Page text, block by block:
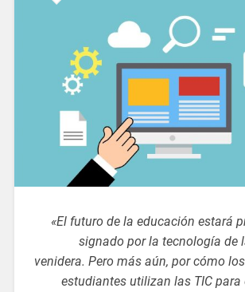
«El futuro de la educación estará
signado por la tecnología de
venidera. Pero más aún, por cómo
estudiantes utilizan las TIC para